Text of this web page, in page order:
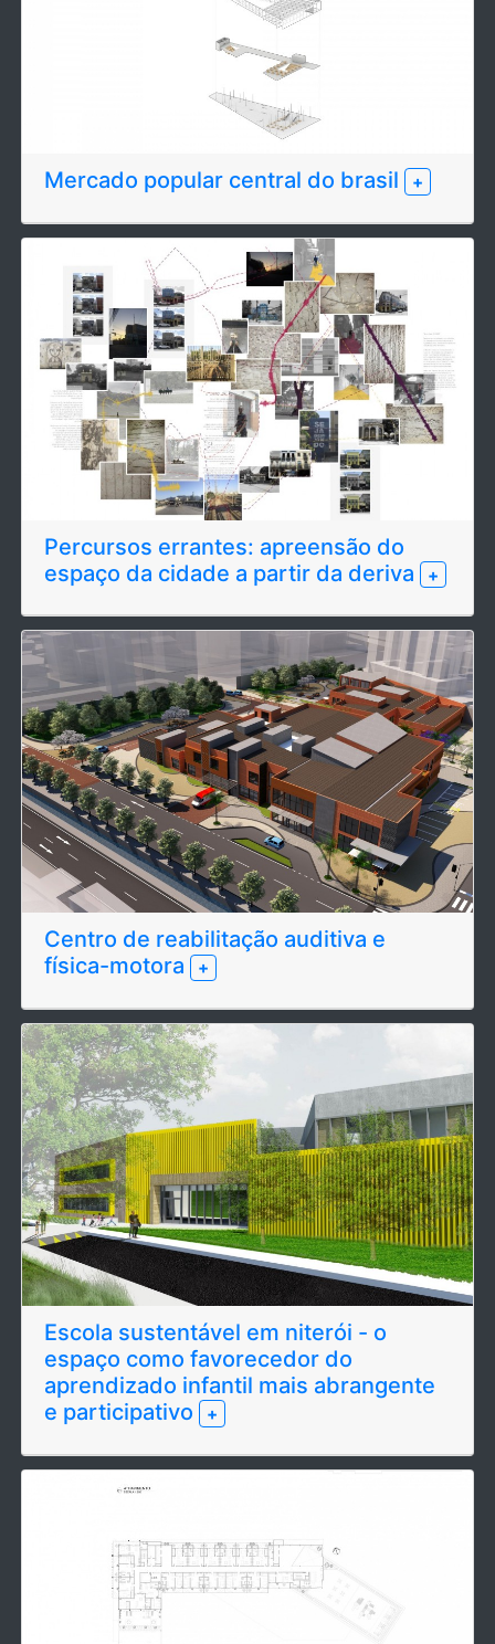
Mercado popular central do brasil +
Percursos errantes: apreensão do
espaço da cidade a partir da deriva
+
Centro de reabilitação auditiva e
física-motora
+
Escola sustentável em niterói - o
espaço como favorecedor do
aprendizado infantil mais abrangente
e participativo
+